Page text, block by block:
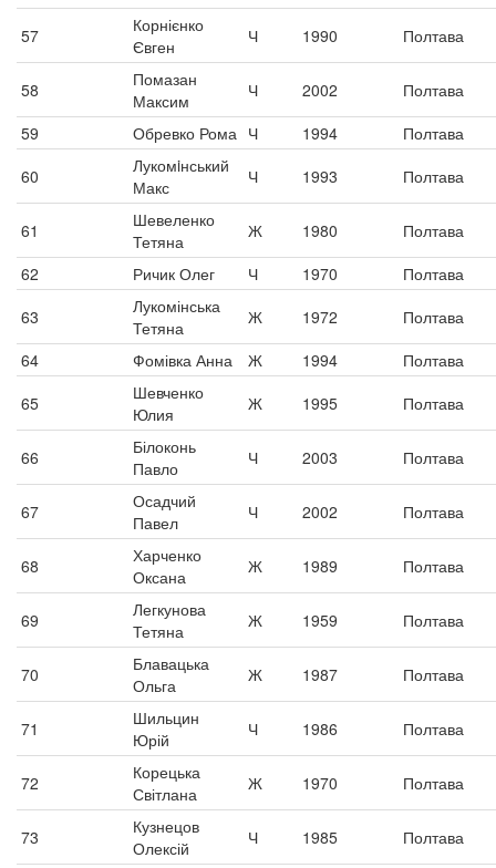
57
Корнієнко
Євген
Ч 1990 Полтава
58
Помазан
Максим
Ч 2002
Полтава
59
Обревко Рома Ч 1994
Полтава
60
Лукомiнський
Макс
Ч 1993 Полтава
61
Шевеленко
Тетяна
Ж 1980
Полтава
62
Ричик Олег Ч 1970
Полтава
63
Лукомінська
Тетяна
Ж 1972
Полтава
64
Фомівка Анна Ж 1994
Полтава
65
Шевченко
Юлия
Ж 1995 Полтава
66
Білоконь
Павло
Ч 2003 Полтава
67
Осадчий
Павел
Ч 2002 Полтава
68
Харченко
Оксана
Ж 1989 Полтава
69
Легкунова
Тетяна
Ж 1959 Полтава
70
Блавацька
Ольга
Ж 1987 Полтава
71
Шильцин
Юрій
Ч 1986 Полтава
72
Корецька
Світлана
Ж 1970 Полтава
73
Кузнецов
Олексій
Ч 1985
Полтава